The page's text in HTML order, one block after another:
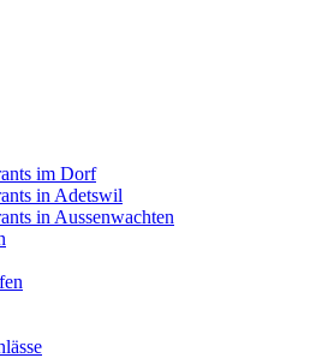
im Dorf
in Adetswil
in Aussenwachten